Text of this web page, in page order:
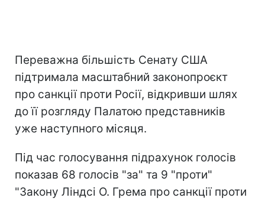
Переважна більшість Сенату США
підтримала масштабний законопроєкт
про санкції проти Росії, відкривши шлях
до її розгляду Палатою представників
уже наступного місяця.
Під час голосування підрахунок голосів
показав 68 голосів "за" та 9 "проти"
"Закону Ліндсі О. Грема про санкції проти